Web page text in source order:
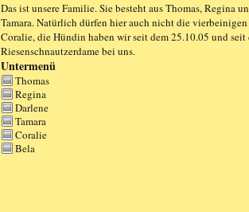
Das ist unsere Familie. Sie besteht aus Thomas, Regina
Tamara. Natürlich dürfen hier auch nicht die
Coralie, die Hündin haben wir seit dem 25.10.05 und
Riesenschnautzerdame bei uns.
Untermenü
Thomas
Regina
Darlene
Tamara
Coralie
Bela